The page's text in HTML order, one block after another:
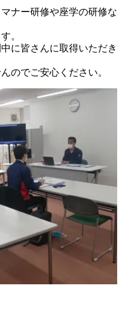
ナー研修や座学の研修な
。
に皆さんに取得いただき
のでご安心ください。